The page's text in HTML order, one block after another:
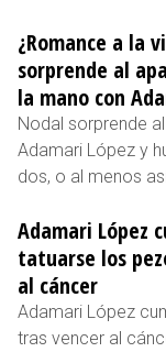
¿Romance a la
sorprende al
la mano con
Nodal sorprende
Adamari López y
dos, o al menos
Adamari López
tatuarse los
al cáncer
Adamari López
tras vencer al